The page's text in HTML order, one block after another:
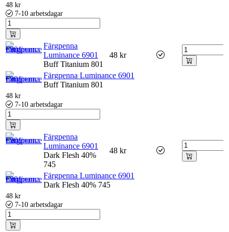
48 kr
7-10 arbetsdagar
Färgpenna
Luminance 6901
Buff Titanium 801
48 kr
Färgpenna Luminance 6901
Buff Titanium 801
48 kr
7-10 arbetsdagar
Färgpenna
Luminance 6901
Dark Flesh 40%
745
48 kr
Färgpenna Luminance 6901
Dark Flesh 40% 745
48 kr
7-10 arbetsdagar